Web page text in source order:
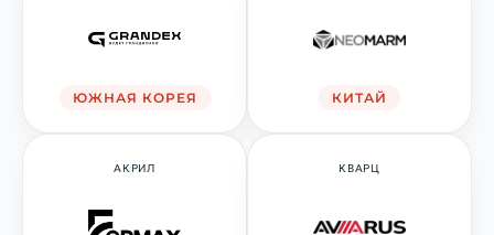
ЮЖНАЯ КОРЕЯ КИТАЙ
АКРИЛ КВАРЦ